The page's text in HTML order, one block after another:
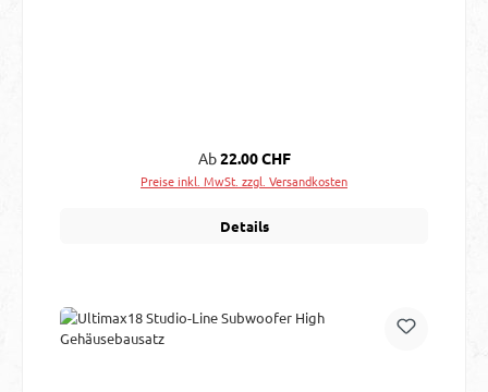
Regulärer Preis:
Ab22.00 CHF
Preise inkl. MwSt. zzgl. Versandkosten
Details